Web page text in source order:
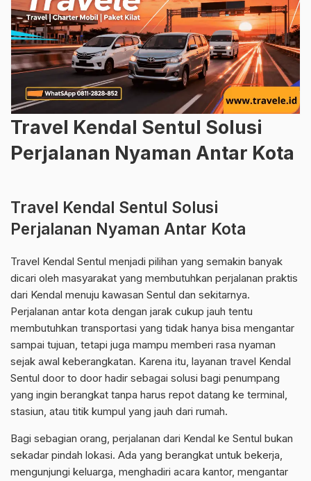
Travel Kendal Sentul Solusi
Perjalanan Nyaman Antar Kota
Travel Kendal Sentul Solusi
Perjalanan Nyaman Antar Kota
Travel Kendal Sentul menjadi pilihan yang semakin banyak
dicari oleh masyarakat yang membutuhkan perjalanan praktis
dari Kendal menuju kawasan Sentul dan sekitarnya.
Perjalanan antar kota dengan jarak cukup jauh tentu
membutuhkan transportasi yang tidak hanya bisa mengantar
sampai tujuan, tetapi juga mampu memberi rasa nyaman
sejak awal keberangkatan. Karena itu, layanan travel Kendal
Sentul door to door hadir sebagai solusi bagi penumpang
yang ingin berangkat tanpa harus repot datang ke terminal,
stasiun, atau titik kumpul yang jauh dari rumah.
Bagi sebagian orang, perjalanan dari Kendal ke Sentul bukan
sekadar pindah lokasi. Ada yang berangkat untuk bekerja,
mengunjungi keluarga, menghadiri acara kantor, mengantar